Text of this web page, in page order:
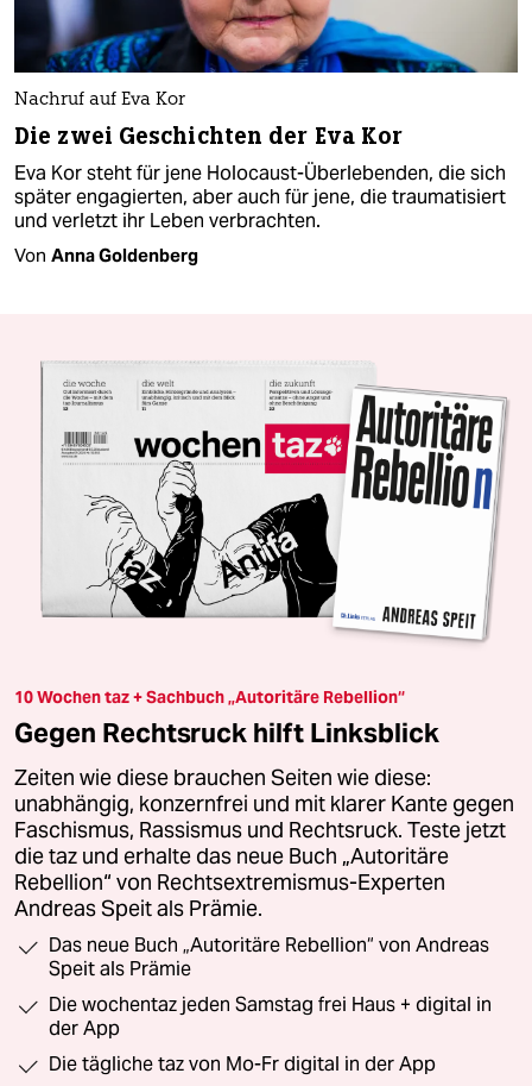
Nachruf auf Eva Kor
Die zwei Geschichten der Eva Kor
Eva Kor steht für jene Holocaust-Überlebenden, die sich
später engagierten, aber auch für jene, die traumatisiert
und verletzt ihr Leben verbrachten.
Von Anna Goldenberg
10 Wochen taz + Sachbuch „Autoritäre Rebellion“
Gegen Rechtsruck hilft Linksblick
Zeiten wie diese brauchen Seiten wie diese:
unabhängig, konzernfrei und mit klarer Kante gegen
Faschismus, Rassismus und Rechtsruck. Teste jetzt
die taz und erhalte das neue Buch „Autoritäre
Rebellion“ von Rechtsextremismus-Experten
Andreas Speit als Prämie.
Das neue Buch „Autoritäre Rebellion“ von Andreas
Speit als Prämie
Die wochentaz jeden Samstag frei Haus + digital in
der App
Die tägliche taz von Mo-Fr digital in der App